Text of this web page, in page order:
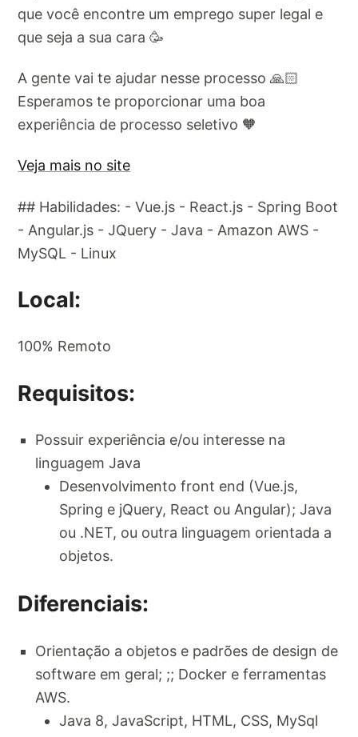
que você encontre um emprego super legal e
que seja a sua cara 🥳
A gente vai te ajudar nesse processo 🙏🏻
Esperamos te proporcionar uma boa
experiência de processo seletivo 🧡
Veja mais no site
## Habilidades: - Vue.js - React.js - Spring Boot
- Angular.js - JQuery - Java - Amazon AWS -
MySQL - Linux
Local:
100% Remoto
Requisitos:
Possuir experiência e/ou interesse na
linguagem Java
Desenvolvimento front end (Vue.js,
Spring e jQuery, React ou Angular); Java
ou .NET, ou outra linguagem orientada a
objetos.
Diferenciais:
Orientação a objetos e padrões de design de
software em geral; ;; Docker e ferramentas
AWS.
Java 8, JavaScript, HTML, CSS, MySql